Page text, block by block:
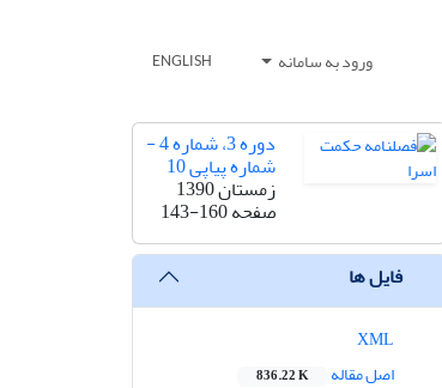
ورود به سامانه ENGLISH
دوره 3، شماره 4 -
شماره پیاپی 10
زمستان 1390
صفحه143-160
فایل ها
اصل مقاله
836.22 K